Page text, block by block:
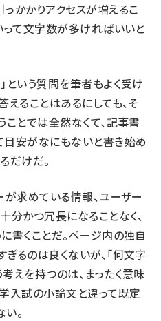
かかりアクセスが増えるこ
って文字数が多ければいいと
という質問を筆者もよく受け
えることはあるにしても、そ
とでは全然なくて、記事書
目安がなにもないと書き始め
だけだ。
求めている情報、ユーザー
分かつ冗長になることなく、
書くことだ。ページ内の独自
るのは良くないが、「何文字
えを持つのは、まったく意味
入試の小論文と違って既定
。